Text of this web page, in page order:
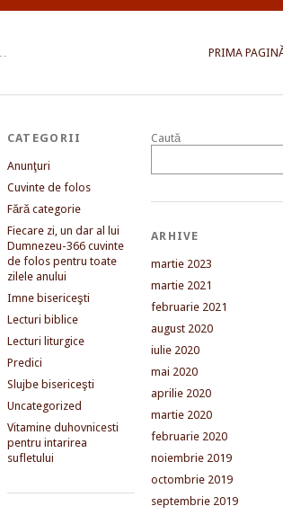
PRIMA
CATEGORII
Anunţuri
Cuvinte de folos
Fără categorie
Fiecare zi, un dar al lui
Dumnezeu-366 cuvinte
de folos pentru toate
zilele anului
Imne bisericeşti
Lecturi biblice
Lecturi liturgice
Predici
Slujbe bisericeşti
Uncategorized
Vitamine duhovnicesti
pentru intarirea
sufletului
Caută
ARHIVE
martie 2023
martie 2021
februarie 2021
august 2020
iulie 2020
mai 2020
aprilie 2020
martie 2020
februarie 2020
noiembrie 2019
octombrie 2019
septembrie 2019